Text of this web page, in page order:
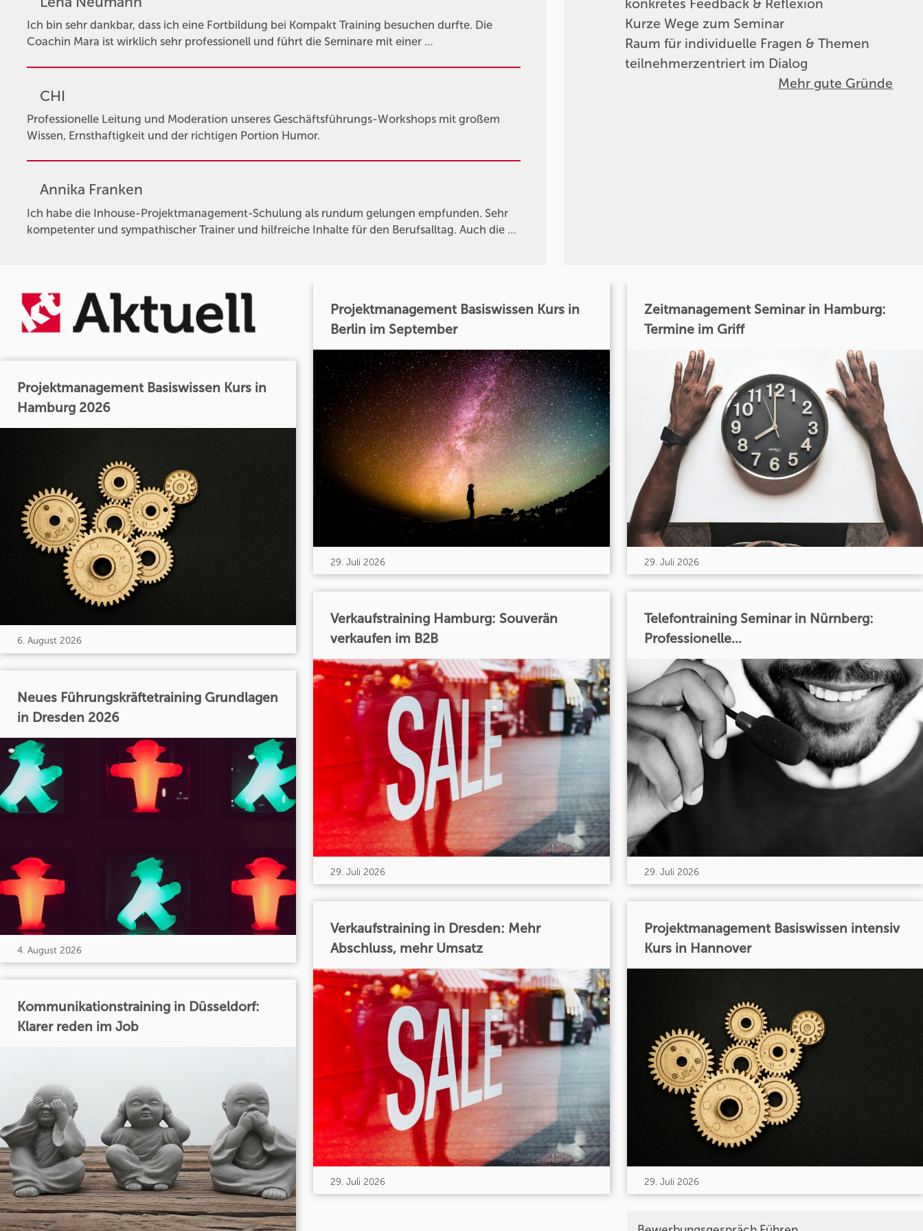
Ich bin sehr dankbar, dass ich eine Fortbildung bei Kompakt Training besuchen durfte. Die
Coachin Mara ist wirklich sehr professionell und führt die Seminare mit einer …
CHI
Professionelle Leitung und Moderation unseres Geschäftsführungs-Workshops mit großem
Wissen, Ernsthaftigkeit und der richtigen Portion Humor.
Annika Franken
Ich habe die Inhouse-Projektmanagement-Schulung als rundum gelungen empfunden. Sehr
kompetenter und sympathischer Trainer und hilfreiche Inhalte für den Berufsalltag. Auch die …
konkretes Feedback & Reflexion
Kurze Wege zum Seminar
Raum für individuelle Fragen & Themen
teilnehmerzentriert im Dialog
Mehr gute Gründe
Projektmanagement Basiswissen Kurs in
Hamburg 2026
6. August 2026
Neues Führungskräftetraining Grundlagen
in Dresden 2026
4. August 2026
Kommunikationstraining in Düsseldorf:
Klarer reden im Job
Projektmanagement Basiswissen Kurs in
Berlin im September
29. Juli 2026
Verkaufstraining Hamburg: Souverän
verkaufen im B2B
29. Juli 2026
Verkaufstraining in Dresden: Mehr
Abschluss, mehr Umsatz
29. Juli 2026
Zeitmanagement Seminar in Hamburg:
Termine im Griff
29. Juli 2026
Telefontraining Seminar in Nürnberg:
Professionelle...
29. Juli 2026
Projektmanagement Basiswissen intensiv
Kurs in Hannover
29. Juli 2026